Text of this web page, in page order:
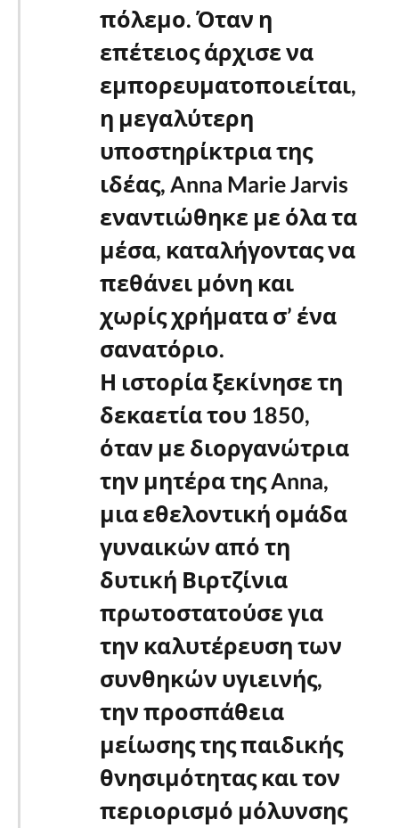
πόλεμο. Όταν η
επέτειος άρχισε να
εμπορευματοποιείται,
η μεγαλύτερη
υποστηρίκτρια της
ιδέας, Anna Marie Jarvis
εναντιώθηκε με όλα τα
μέσα, καταλήγοντας να
πεθάνει μόνη και
χωρίς χρήματα σ’ ένα
σανατόριο.
Η ιστορία ξεκίνησε τη
δεκαετία του 1850,
όταν με διοργανώτρια
την μητέρα της Anna,
μια εθελοντική ομάδα
γυναικών από τη
δυτική Βιρτζίνια
πρωτοστατούσε για
την καλυτέρευση των
συνθηκών υγιεινής,
την προσπάθεια
μείωσης της παιδικής
θνησιμότητας και τον
περιορισμό μόλυνσης